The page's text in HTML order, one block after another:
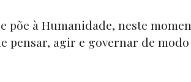
põe à Humanidade, neste
pensar, agir e governar de